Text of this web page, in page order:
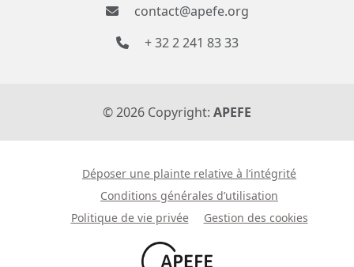
contact@apefe.org
+ 32 2 241 83 33
©2026 Copyright: APEFE
Déposer une plainte relative à l’intégrité
Conditions générales d’utilisation
Politique de vie privée
Gestion des cookies